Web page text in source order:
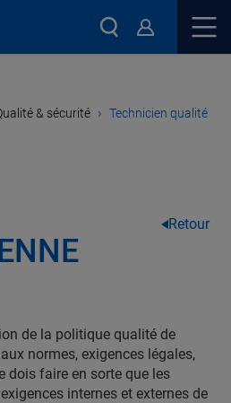
& sécurité › Technicien qualité
Retour
de la politique qualité de
normes, exigences légales,
dois faire en sorte que les
internes et externes de